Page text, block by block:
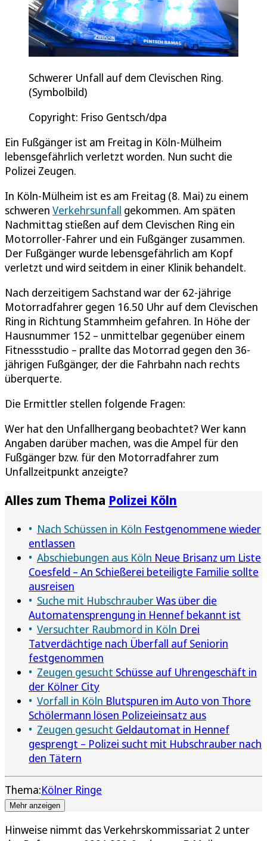
Schwerer Unfall auf dem Clevischen Ring.
(Symbolbild)
Copyright: Friso Gentsch/dpa
Ein Fußgänger ist am Freitag in Köln-Mülheim
lebensgefährlich verletzt worden. Nun sucht die
Polizei Zeugen.
In Köln-Mülheim ist es am Freitag (8. Mai) zu einem
schweren Verkehrsunfall gekommen. Am späten
Nachmittag stießen auf dem Clevischen Ring ein
Motorroller-Fahrer und ein Fußgänger zusammen.
Der Fußgänger wurde lebensgefährlich am Kopf
verletzt und wird seitdem in einer Klinik behandelt.
Nach derzeitigem Sachstand war der 62-jährige
Motorradfahrer gegen 16.50 Uhr auf dem Clevischen
Ring in Richtung Stammheim gefahren. In Höhe der
Hausnummer 152 – unmittelbar gegenüber einem
Fitnessstudio – prallte das Motorrad gegen den 36-
jährigen Fußgänger, der die Fahrbahn nach rechts
überquerte.
Die Ermittler stellen folgende Fragen:
Wer hat den Unfallhergang beobachtet? Wer kann
Angaben darüber machen, was die Ampel für den
Fußgänger bzw. für den Motorradfahrer zum
Unfallzeitpunkt anzeigte?
Alles zum Thema Polizei Köln
Nach Schüssen in Köln Festgenommene wieder
entlassen
Abschiebungen aus Köln Neue Brisanz um Liste
Coesfeld – An Schießerei beteiligte Familie sollte
ausreisen
Suche mit HubschrauberWas über die
Automatensprengung in Hennef bekannt ist
Versuchter Raubmord in Köln Drei
Tatverdächtige nach Überfall auf Seniorin
festgenommen
Zeugen gesucht Schüsse auf Uhrengeschäft in
der Kölner City
Vorfall in Köln Blutspuren im Auto von Thore
Schölermann lösen Polizeieinsatz aus
Zeugen gesucht Geldautomat in Hennef
gesprengt – Polizei sucht mit Hubschrauber nach
den Tätern
Thema:Kölner Ringe
Mehr anzeigen
Hinweise nimmt das Verkehrskommissariat 2 unter